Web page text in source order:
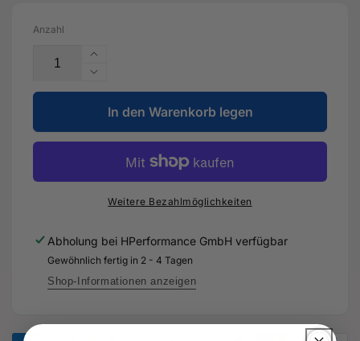
Anzahl
Erhöhe
die
Menge
für
Gebläse
-
819
021
Original
Ersatzteil
für
Verringere
die
Menge
für
Gebläse
5Q2
819
-
Original
Ersatzteil
In den Warenkorb legen
Weitere Bezahlmöglichkeiten
Abholung bei HPerformance GmbH verfügbar
Gewöhnlich fertig in 2 - 4 Tagen
Shop-Informationen anzeigen